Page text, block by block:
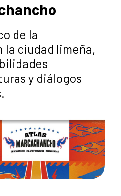
de la
la ciudad limeña,
y diálogos